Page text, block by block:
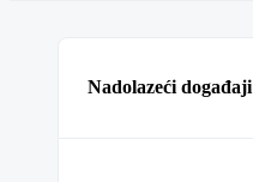
Nadolazeći događaji